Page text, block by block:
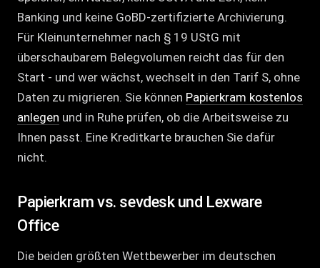
Banking und keine GoBD-zertifizierte Archivierung.
Für Kleinunternehmer nach § 19 UStG mit
überschaubarem Belegvolumen reicht das für den
Start - und wer wächst, wechselt in den Tarif S, ohne
Daten zu migrieren. Sie können Papierkram kostenlos
anlegen und in Ruhe prüfen, ob die Arbeitsweise zu
Ihnen passt. Eine Kreditkarte brauchen Sie dafür
nicht.
Papierkram vs. sevdesk und Lexware
Office
Die beiden größten Wettbewerber im deutschen